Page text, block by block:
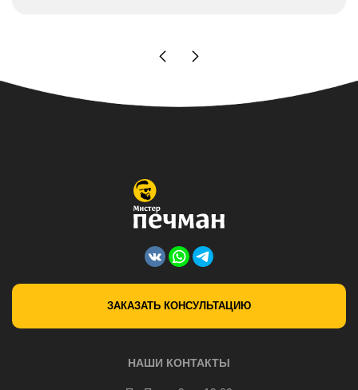
ЗАКАЗАТЬ КОНСУЛЬТАЦИЮ
НАШИ КОНТАКТЫ